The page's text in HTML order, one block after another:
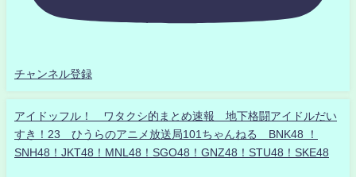
チャンネル登録
アイドッフル！ ワタクシ的まとめ速報 地下格闘アイドルだい
すき！23 ひうらのアニメ放送局101ちゃんねる BNK48 ！
SNH48！JKT48！MNL48！SGO48！GNZ48！STU48！SKE48